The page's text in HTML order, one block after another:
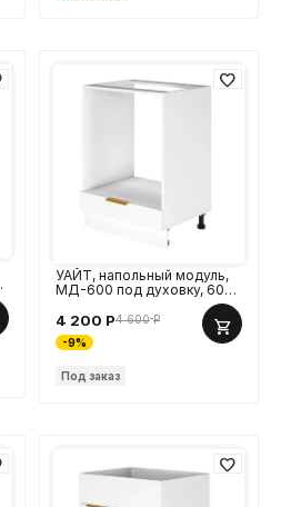
УАЙТ, напольный модуль,
МД-600 под духовку, 60
4 200 Р4 600 Р
-9%
Под заказ